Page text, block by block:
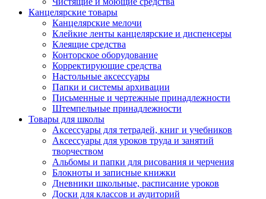
Канцелярские товары
Канцелярские мелочи
Клейкие ленты канцелярские и диспенсеры
Клеящие средства
Конторское оборудование
Корректирующие средства
Настольные аксессуары
Папки и системы архивации
Письменные и чертежные принадлежности
Штемпельные принадлежности
Товары для школы
Аксессуары для тетрадей, книг и учебников
Аксессуары для уроков труда и занятий
творчеством
Альбомы и папки для рисования и черчения
Блокноты и записные книжки
Дневники школьные, расписание уроков
Доски для классов и аудиторий